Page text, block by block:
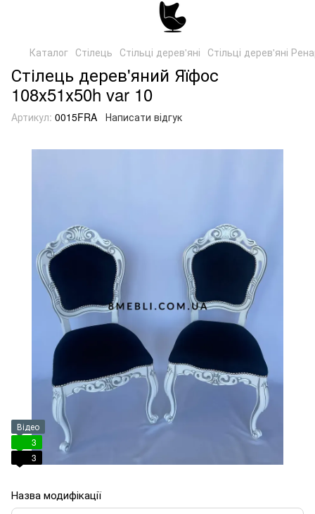
Каталог Стілець Стільці дерев'яні Стільці дерев'яні
Стілець дерев'яний Яїфос
108х51х50h var 10
Артикул: 0015FRA Написати відгук
Відео
3
3
Назва модифікації